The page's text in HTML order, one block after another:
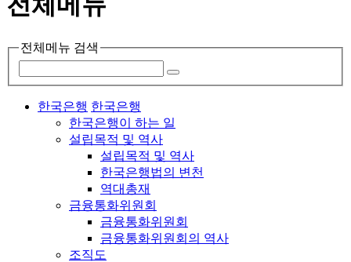
전체메뉴 검색
한국은행 한국은행
한국은행이 하는 일
설립목적 및 역사
설립목적 및 역사
한국은행법의 변천
역대총재
금융통화위원회
금융통화위원회
금융통화위원회의 역사
조직도